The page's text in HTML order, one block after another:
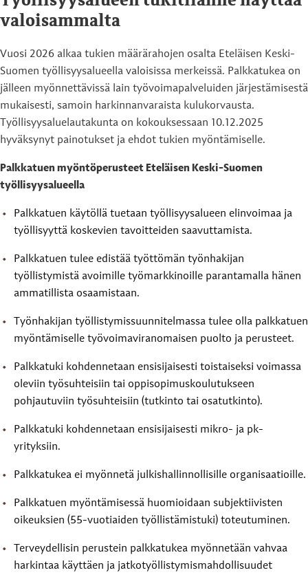
valoisammalta
Vuosi 2026 alkaa tukien määrärahojen osalta Eteläisen Keski-
Suomen työllisyysalueella valoisissa merkeissä. Palkkatukea on
jälleen myönnettävissä lain työvoimapalveluiden järjestämisestä
mukaisesti, samoin harkinnanvaraista kulukorvausta.
Työllisyysaluelautakunta on kokouksessaan 10.12.2025
hyväksynyt painotukset ja ehdot tukien myöntämiselle.
Palkkatuen myöntöperusteet Eteläisen Keski-Suomen
työllisyysalueella
Palkkatuen käytöllä tuetaan työllisyysalueen elinvoimaa ja
työllisyyttä koskevien tavoitteiden saavuttamista.
Palkkatuen tulee edistää työttömän työnhakijan
työllistymistä avoimille työmarkkinoille parantamalla hänen
ammatillista osaamistaan.
Työnhakijan työllistymissuunnitelmassa tulee olla palkkatuen
myöntämiselle työvoimaviranomaisen puolto ja perusteet.
Palkkatuki kohdennetaan ensisijaisesti toistaiseksi voimassa
oleviin työsuhteisiin tai oppisopimuskoulutukseen
pohjautuviin työsuhteisiin (tutkinto tai osatutkinto).
Palkkatuki kohdennetaan ensisijaisesti mikro- ja pk-
yrityksiin.
Palkkatukea ei myönnetä julkishallinnollisille organisaatioille.
Palkkatuen myöntämisessä huomioidaan subjektiivisten
oikeuksien (55-vuotiaiden työllistämistuki) toteutuminen.
Terveydellisin perustein palkkatukea myönnetään vahvaa
harkintaa käyttäen ja jatkotyöllistymismahdollisuudet